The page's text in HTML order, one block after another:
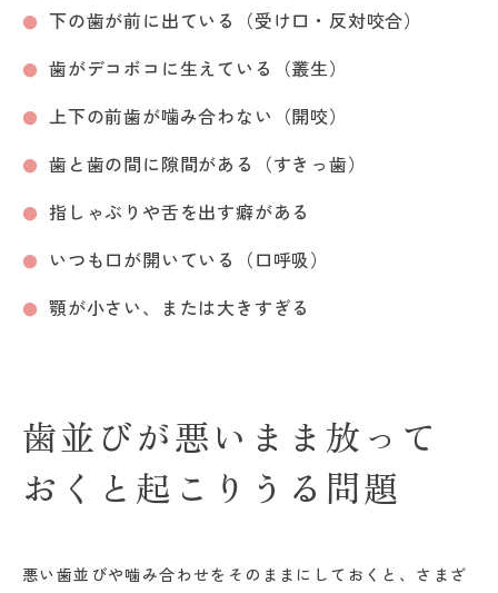
下の歯が前に出ている（受け口・反対咬合）
歯がデコボコに生えている（叢生）
上下の前歯が噛み合わない（開咬）
歯と歯の間に隙間がある（すきっ歯）
指しゃぶりや舌を出す癖がある
いつも口が開いている（口呼吸）
顎が小さい、または大きすぎる
歯並びが悪いまま放って
おくと起こりうる問題
悪い歯並びや噛み合わせをそのままにしておくと、さまざ